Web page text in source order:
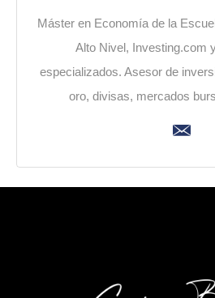
Máster en Economía de la
Alto Nivel, Investing.com
especializados. Asesor de
oro, divisas, mercados